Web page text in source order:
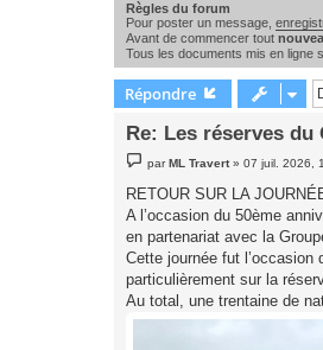
Règles du forum
Pour poster un message,
Avant de commencer tout
Tous les documents mis en ligne
Répondre
Re: Les réserves du
e
s
s
a
e
parML Travert»07 juil. 2026,
RETOUR SUR LA
A l’occasion du 50ème
en partenariat avec la
Cette journée fut
particulièrement sur la
Au total, une trentaine de